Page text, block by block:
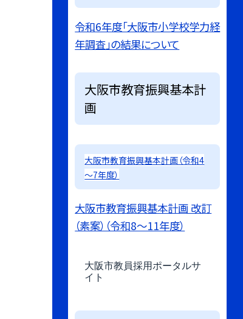
令和6年度「大阪市小学校学力経
年調査」の結果について
大阪市教育振興基本計
画
大阪市教育振興基本計画（令和4
～7年度）
大阪市教育振興基本計画 改訂
（素案）（令和8～11年度）
大阪市教員採用ポータルサ
イト